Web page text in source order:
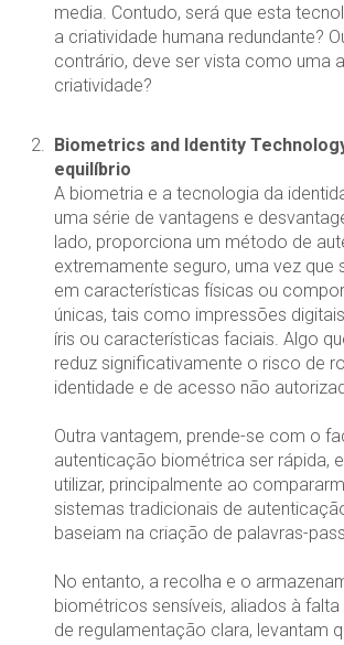
media. Contudo, será que esta
a criatividade humana redundante?
contrário, deve ser vista como uma
criatividade?
Biometrics and Identity
equilíbrio
A biometria e a tecnologia da
uma série de vantagens e
lado, proporciona um método de
extremamente seguro, uma vez que
em características físicas ou
únicas, tais como impressões
íris ou características faciais. Algo
reduz significativamente o risco de
identidade e de acesso não
Outra vantagem, prende-se com o
autenticação biométrica ser rápida,
utilizar, principalmente ao
sistemas tradicionais de
baseiam na criação de palavras-
No entanto, a recolha e o
biométricos sensíveis, aliados à falta
de regulamentação clara, levantam